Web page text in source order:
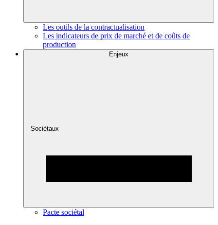
Les outils de la contractualisation
Les indicateurs de prix de marché et de coûts de
production
Enjeux
Sociétaux
Pacte sociétal